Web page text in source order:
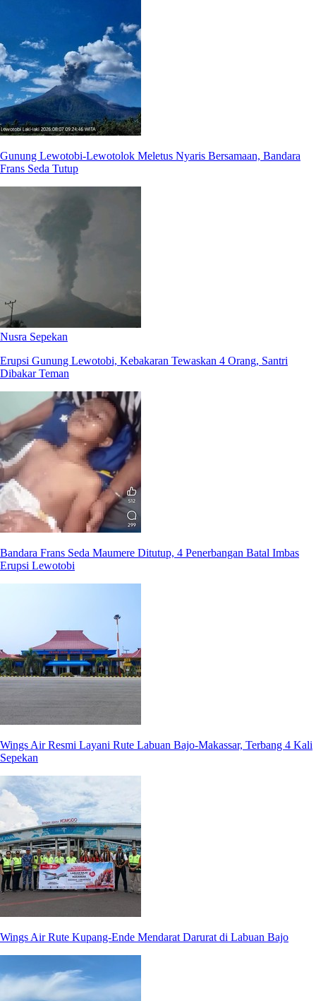
Gunung Lewotobi-Lewotolok Meletus Nyaris Bersamaan, Bandara
Frans Seda Tutup
Nusra Sepekan
Erupsi Gunung Lewotobi, Kebakaran Tewaskan 4 Orang, Santri
Dibakar Teman
Bandara Frans Seda Maumere Ditutup, 4 Penerbangan Batal Imbas
Erupsi Lewotobi
Wings Air Resmi Layani Rute Labuan Bajo-Makassar, Terbang 4 Kali
Sepekan
Wings Air Rute Kupang-Ende Mendarat Darurat di Labuan Bajo